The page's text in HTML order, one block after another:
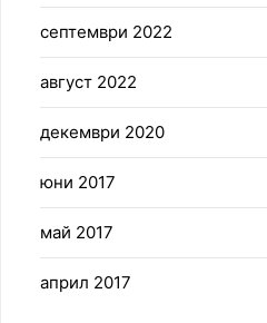
септември 2022
август 2022
декември 2020
юни 2017
май 2017
април 2017